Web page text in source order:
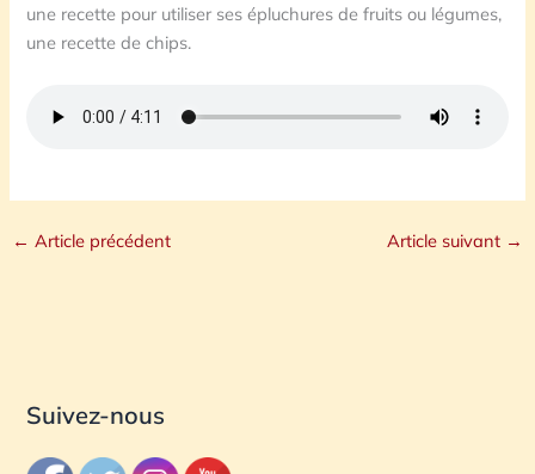
une recette pour utiliser ses épluchures de fruits ou légumes,
une recette de chips.
← Article précédent Article suivant →
Suivez-nous